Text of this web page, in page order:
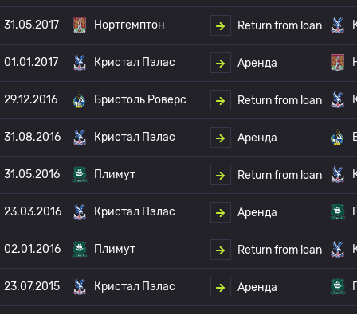
31.05.2017 Нортгемптон Return from loan
01.01.2017 Кристал Пэлас Аренда
29.12.2016 Бристоль Роверс Return from loan
31.08.2016 Кристал Пэлас Аренда
31.05.2016 Плимут Return from loan
23.03.2016 Кристал Пэлас Аренда
02.01.2016 Плимут Return from loan
23.07.2015 Кристал Пэлас Аренда